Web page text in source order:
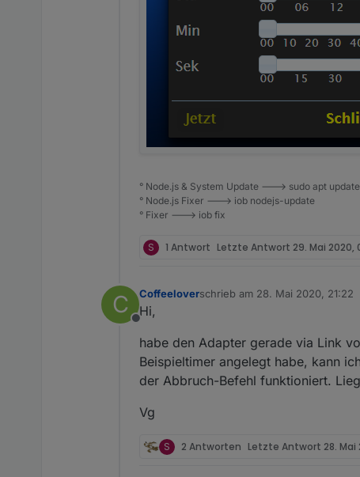
° Node.js & System Update ---> sudo apt
° Node.js Fixer ---> iob nodejs-update
° Fixer ---> iob fix
S 1 Antwort Letzte Antwort 29. Mai 2020,
C
Offline
Coffeeloverschrieb am 28. Mai 2020, 21:22
zuletzt editiert von
Hi,
habe den Adapter gerade via Link
Beispieltimer angelegt habe, kann
der Abbruch-Befehl funktioniert.
Vg
S 2 Antworten Letzte Antwort 28. Mai